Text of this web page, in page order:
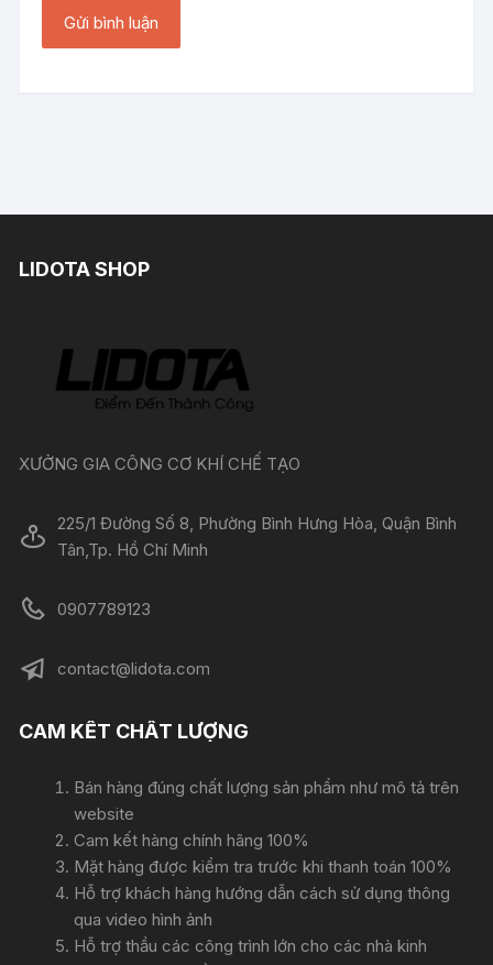
LIDOTA SHOP
XƯỞNG GIA CÔNG CƠ KHÍ CHẾ TẠO
225/1 Đường Số 8, Phường Bình Hưng Hòa, Quận Bình
Tân,Tp. Hồ Chí Minh
0907789123
contact@lidota.com
CAM KẾT CHẤT LƯỢNG
Bán hàng đúng chất lượng sản phẩm như mô tả trên
website
Cam kết hàng chính hãng 100%
Mặt hàng được kiểm tra trước khi thanh toán 100%
Hỗ trợ khách hàng hướng dẫn cách sử dụng thông
qua video hình ảnh
Hỗ trợ thầu các công trình lớn cho các nhà kinh